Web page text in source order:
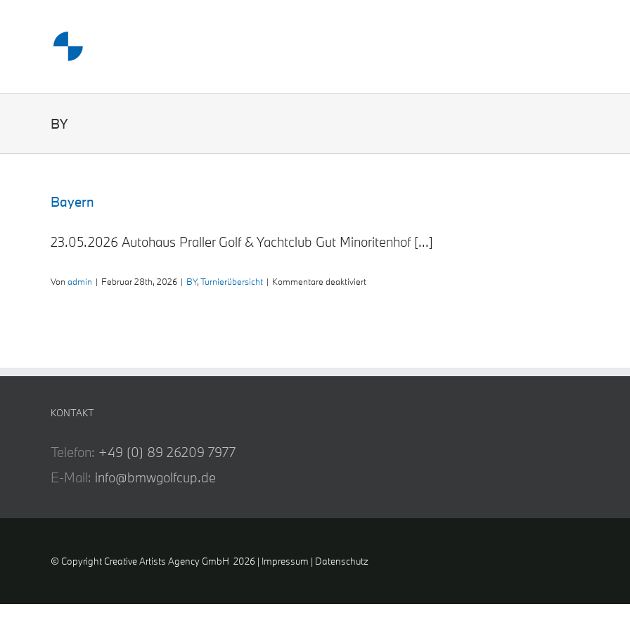
BY
Bayern
23.05.2026 Autohaus Praller Golf & Yachtclub Gut Minoritenhof [...]
Von admin | Februar 28th, 2026 | BY,Turnierübersicht | Kommentare deaktiviertfür
KONTAKT
Telefon: +49 (0) 89 26209 7977
E-Mail: info@bmwgolfcup.de
© Copyright Creative Artists Agency GmbH 2026 | Impressum | Datenschutz